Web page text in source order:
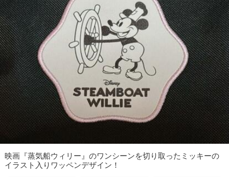
映画『蒸気船ウィリー』のワンシーンを切り取ったミッキーの
イラスト入りワッペンデザイン！